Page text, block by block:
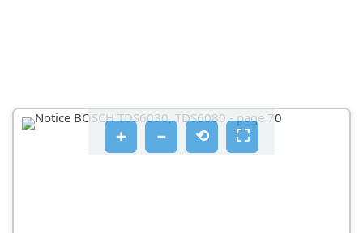
Ongelma
Mahdolliset syyt
＋ － ⟲ ⛶